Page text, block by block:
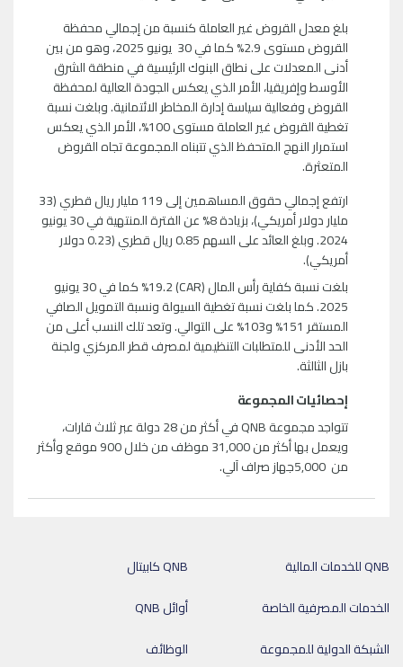
بلغ معدل القروض غير العاملة كنسبة من إجمالي محفظة
القروض مستوى 2.9% كما في 30 يونيو 2025، وهو من بين
أدنى المعدلات على نطاق البنوك الرئيسية في منطقة الشرق
الأوسط وإفريقيا، الأمر الذي يعكس الجودة العالية لمحفظة
القروض وفعالية سياسة إدارة المخاطر الائتمانية. وبلغت نسبة
تغطية القروض غير العاملة مستوى 100%، الأمر الذي يعكس
استمرار النهج المتحفظ الذي تتبناه المجموعة تجاه القروض
المتعثرة.
مليار دولار أمريكي)، بزيادة 8% عن الفترة المنتهية في 30 يونيو
2024. وبلغ العائد على السهم 0.85 ريال قطري (0.23 دولار
أمريكي).
بلغت نسبة كفاية رأس المال (CAR) %19.2 كما في 30 يونيو
2025. كما بلغت نسبة تغطية السيولة ونسبة التمويل الصافي
المستقر 151% و103% على التوالي. وتعد تلك النسب أعلى من
الحد الأدنى للمتطلبات التنظيمية لمصرف قطر المركزي ولجنة
بازل الثالثة.
إحصائيات المجموعة
تتواجد مجموعة QNB في أكثر من 28 دولة عبر ثلاث قارات،
ويعمل بها أكثر من 31,000 موظف من خلال 900 موقع وأكثر
من 5,000جهاز صراف آلي.
QNB كابيتال
QNB للخدمات المالية
أوائل QNB
الخدمات المصرفية الخاصة
الوظائف
الشبكة الدولية للمجموعة